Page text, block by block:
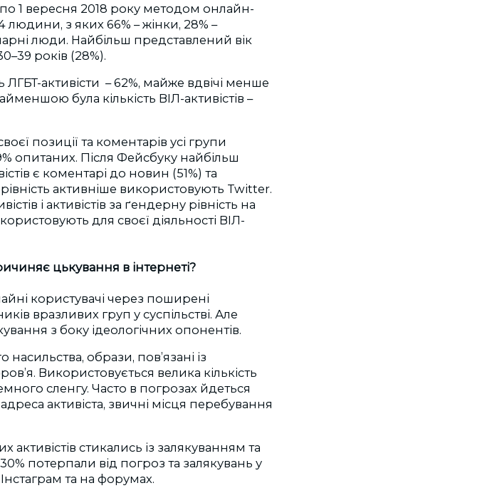
1 вересня 2018 року методом онлайн-
людини, з яких 66% – жінки, 28% –
люди. Найбільш представлений вік
років (28%).
активісти – 62%, майже вдвічі менше
була кількість ВІЛ-активістів –
позиції та коментарів усі групи
опитаних. Після Фейсбуку найбільш
є коментарі до новин (51%) та
активніше використовують Twitter.
і активістів за ґендерну рівність на
для своєї діяльності ВІЛ-
цькування в інтернеті?
користувачі через поширені
вразливих груп у суспільстві. Але
з боку ідеологічних опонентів.
образи, пов’язані із
Використовується велика кількість
сленгу. Часто в погрозах йдеться
активіста, звичні місця перебування
стикались із залякуванням та
потерпали від погроз та залякувань у
та на форумах.